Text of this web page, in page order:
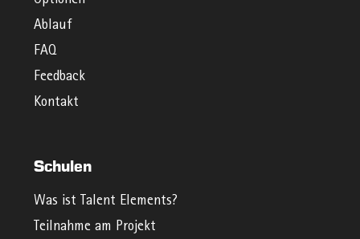
Ablauf
FAQ
Feedback
Kontakt
Schulen
Was ist Talent Elements?
Teilnahme am Projekt